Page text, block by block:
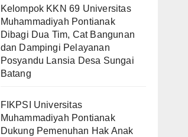
Kelompok KKN 69 Universitas
Muhammadiyah Pontianak
Dibagi Dua Tim, Cat Bangunan
dan Dampingi Pelayanan
Posyandu Lansia Desa Sungai
Batang
FIKPSI Universitas
Muhammadiyah Pontianak
Dukung Pemenuhan Hak Anak